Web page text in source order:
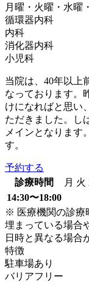
月曜・火曜・水曜
循環器内科
内科
消化器内科
小児科
当院は、40年以上
なっております。
けになればと思い
ただきました。し
メインとなります
す。
予約する
診療時間
月 火
14:30〜18:00
※ 医療機関の診療
埋まっている場合
日時と異なる場合
特徴
駐車場あり
バリアフリー